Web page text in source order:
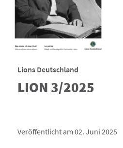
Lions Deutschland
LION 3/2025
Veröffentlicht am 02. Juni 2025